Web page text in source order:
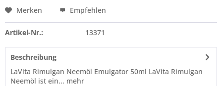
Merken Empfehlen
Artikel-Nr.: 13371
Beschreibung
LaVita Rimulgan Neemöl Emulgator 50ml LaVita Rimulgan
Neemöl ist ein... mehr